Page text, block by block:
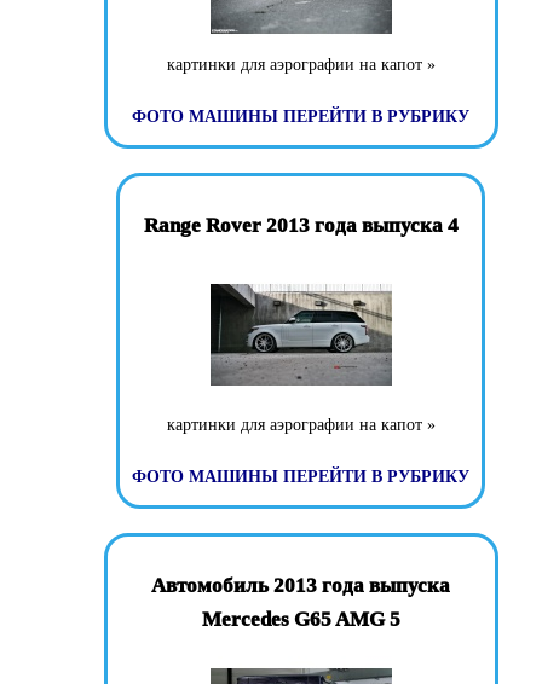
картинки для аэрографии на капот »
ФОТО МАШИНЫ ПЕРЕЙТИ В РУБРИКУ
Range Rover 2013 года выпуска 4
картинки для аэрографии на капот »
ФОТО МАШИНЫ ПЕРЕЙТИ В РУБРИКУ
Автомобиль 2013 года выпуска
Mercedes G65 AMG 5